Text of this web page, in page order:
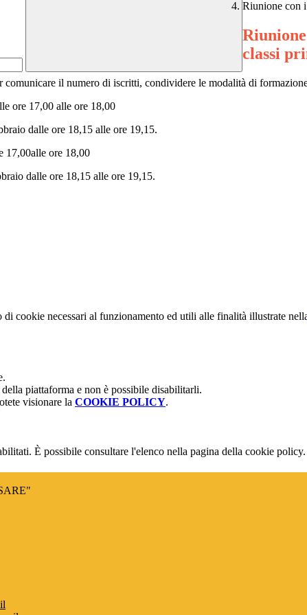
Riunione con
classi
il numero di iscritti, condividere le modalità di
ore 17,00 alle ore 18,00
dalle ore 18,15 alle ore 19,15.
ore 18,00
dalle ore 18,15 alle ore 19,15.
cookie necessari al funzionamento ed utili alle finalità illustrate
piattaforma e non è possibile disabilitarli.
visionare la COOKIE POLICY.
È possibile consultare l'elenco nella pagina della cookie policy.